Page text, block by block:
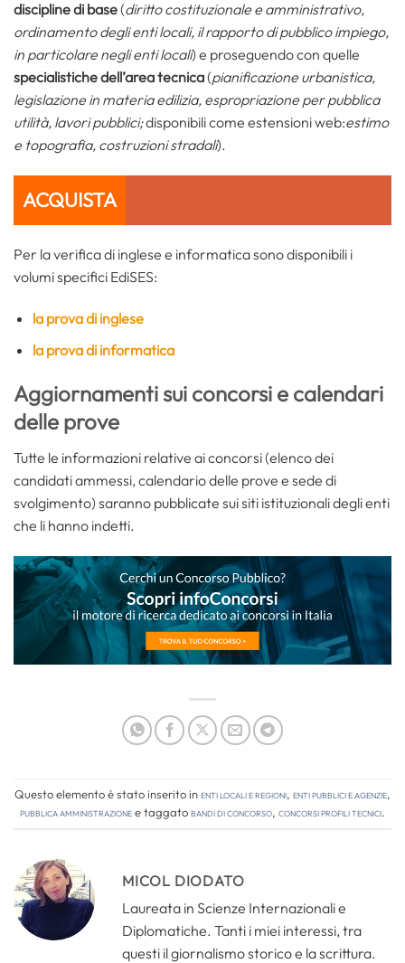
discipline di base(diritto costituzionale e amministrativo,
ordinamento degli enti locali, il rapporto di pubblico impiego,
in particolare negli enti locali) e proseguendo con quelle
specialistiche dell’area tecnica(pianificazione urbanistica,
legislazione in materia edilizia, espropriazione per pubblica
utilità, lavori pubblici;disponibili come estensioni web:estimo
e topografia, costruzioni stradali).
ACQUISTA
Per la verifica di inglese e informatica sono disponibili i
volumi specifici EdiSES:
la prova di inglese
la prova di informatica
Aggiornamenti sui concorsi e calendari
delle prove
Tutte le informazioni relative ai concorsi (elenco dei
candidati ammessi, calendario delle prove e sede di
svolgimento) saranno pubblicate sui siti istituzionali degli enti
che li hanno indetti.
Questo elemento è stato inserito inEnti locali e regioni, Enti pubblici e agenzie,
Pubblica amministrazionee taggatobandi di concorso, concorsi profili tecnici.
MICOL DIODATO
Laureata in Scienze Internazionali e
Diplomatiche. Tanti i miei interessi, tra
questi il giornalismo storico e la scrittura.